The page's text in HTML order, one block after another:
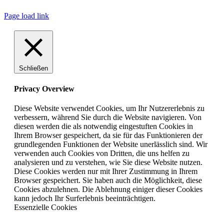
Page load link
Schließen
Privacy Overview
Diese Website verwendet Cookies, um Ihr Nutzererlebnis zu
verbessern, während Sie durch die Website navigieren. Von
diesen werden die als notwendig eingestuften Cookies in
Ihrem Browser gespeichert, da sie für das Funktionieren der
grundlegenden Funktionen der Website unerlässlich sind. Wir
verwenden auch Cookies von Dritten, die uns helfen zu
analysieren und zu verstehen, wie Sie diese Website nutzen.
Diese Cookies werden nur mit Ihrer Zustimmung in Ihrem
Browser gespeichert. Sie haben auch die Möglichkeit, diese
Cookies abzulehnen. Die Ablehnung einiger dieser Cookies
kann jedoch Ihr Surferlebnis beeinträchtigen.
Essenzielle Cookies